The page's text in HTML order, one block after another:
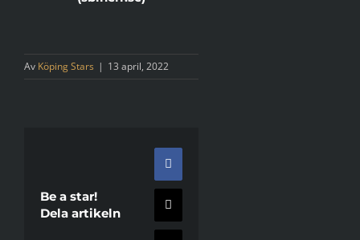
Av Köping Stars | 13 april, 2022
Be a star!
Dela artikeln
Facebook
X